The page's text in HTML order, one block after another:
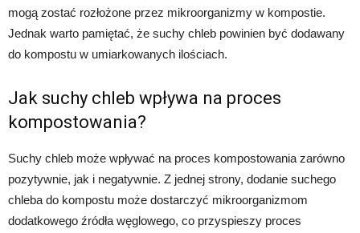
mogą zostać rozłożone przez mikroorganizmy w kompostie.
Jednak warto pamiętać, że suchy chleb powinien być dodawany
do kompostu w umiarkowanych ilościach.
Jak suchy chleb wpływa na proces
kompostowania?
Suchy chleb może wpływać na proces kompostowania zarówno
pozytywnie, jak i negatywnie. Z jednej strony, dodanie suchego
chleba do kompostu może dostarczyć mikroorganizmom
dodatkowego źródła węglowego, co przyspieszy proces